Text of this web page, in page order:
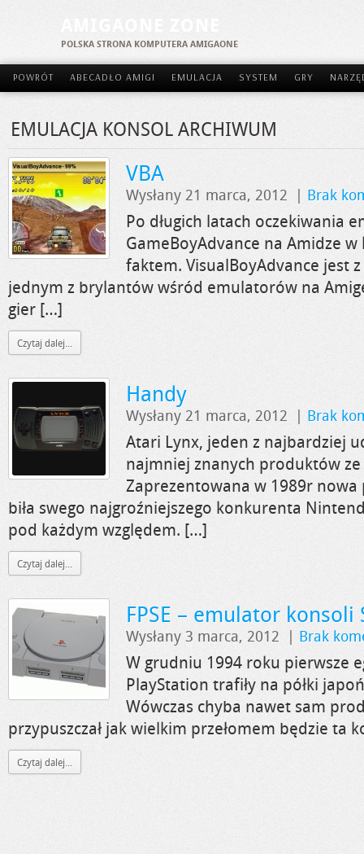
POLSKA STRONA KOMPUTERA AMIGAONE
POWRÓT ABECADŁO AMIGI EMULACJA SYSTEM GRY
EMULACJA KONSOL ARCHIWUM
VBA
Wysłany 21 marca, 2012 | Brak
Po długich latach oczekiwania
GameBoyAdvance na Amidze w
faktem. VisualBoyAdvance jest
jednym z brylantów wśród emulatorów na
gier […]
Czytaj dalej...
Handy
Wysłany 21 marca, 2012 | Brak
Atari Lynx, jeden z najbardziej
najmniej znanych produktów
Zaprezentowana w 1989r
biła swego najgroźniejszego konkurenta
pod każdym względem. […]
Czytaj dalej...
FPSE – emulator
Wysłany 3 marca, 2012 | Brak
W grudniu 1994 roku pierwsze
PlayStation trafiły na półki
Wówczas chyba nawet sam
przypuszczał jak wielkim przełomem będzie ta
Czytaj dalej...